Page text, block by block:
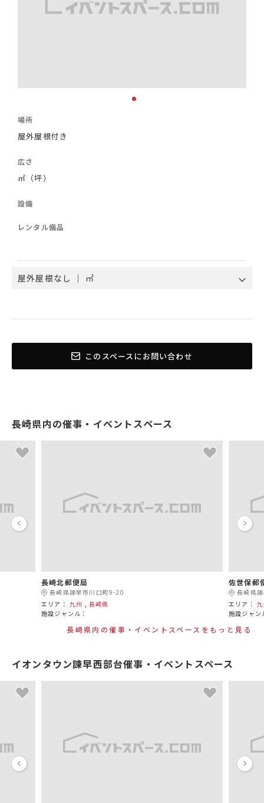
場所
屋外屋根付き
広さ
㎡（坪）
設備
レンタル備品
屋外屋根なし ｜ ㎡
このスペースにお問い合わせ
長崎県内の催事・イベントスペース
長崎北郵便局
長崎県諫早市川口町9-20
エリア： 九州 ,長崎県
施設ジャンル：
佐世保郵
長崎県
エリア：
施設ジャン
長崎県内の催事・イベントスペースをもっと見る
イオンタウン諫早西部台催事・イベントスペース